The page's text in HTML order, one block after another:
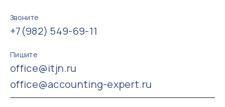
Звоните
+7(982) 549-69-11
Пишите
office@itjn.ru
office@accounting-expert.ru